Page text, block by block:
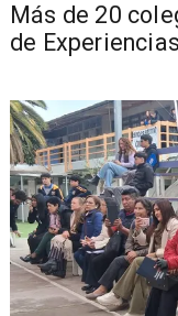
Más de 20
de